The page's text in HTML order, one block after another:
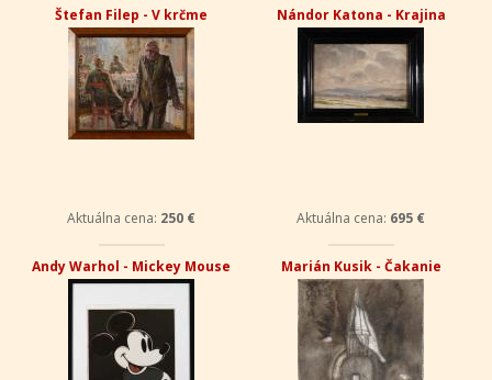
Štefan Filep - V krčme
Aktuálna cena: 250 €
Nándor Katona - Krajina
Aktuálna cena: 695 €
Andy Warhol - Mickey Mouse Marián Kusik - Čakanie